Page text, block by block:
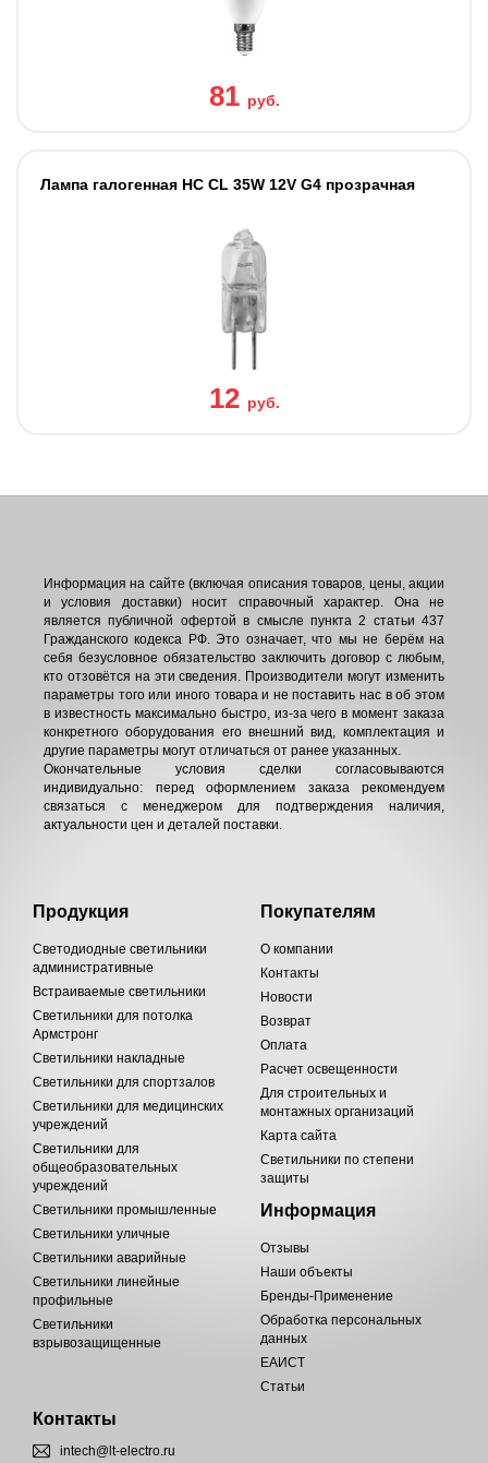
81 руб.
Лампа галогенная HC CL 35W 12V G4 прозрачная
12 руб.
Информация на сайте (включая описания товаров, цены, акции
и условия доставки) носит справочный характер. Она не
является публичной офертой в смысле пункта 2 статьи 437
Гражданского кодекса РФ. Это означает, что мы не берём на
себя безусловное обязательство заключить договор с любым,
кто отзовётся на эти сведения. Производители могут изменить
параметры того или иного товара и не поставить нас в об этом
в известность максимально быстро, из-за чего в момент заказа
конкретного оборудования его внешний вид, комплектация и
другие параметры могут отличаться от ранее указанных.
Окончательные условия сделки согласовываются
индивидуально: перед оформлением заказа рекомендуем
связаться с менеджером для подтверждения наличия,
актуальности цен и деталей поставки.
Продукция
Светодиодные светильники
административные
Встраиваемые светильники
Светильники для потолка
Армстронг
Светильники накладные
Светильники для спортзалов
Светильники для медицинских
учреждений
Светильники для
общеобразовательных
учреждений
Светильники промышленные
Светильники уличные
Светильники аварийные
Светильники линейные
профильные
Светильники
взрывозащищенные
Покупателям
О компании
Контакты
Новости
Возврат
Оплата
Расчет освещенности
Для строительных и
монтажных организаций
Карта сайта
Светильники по степени
защиты
Информация
Отзывы
Наши объекты
Бренды-Применение
Обработка персональных
данных
ЕАИСТ
Статьи
Контакты
intech@lt-electro.ru